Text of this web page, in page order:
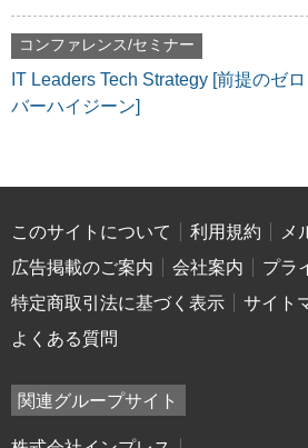
コンファレンス/セミナー
IT Leaders Tech Strategy [前提のゼ
バーハイジーン]
このサイトについて 利用規約
メ
広告掲載のご案内
会社案内
プラ
特定商取引法に基づく表示
サイト
よくある質問
関連グループサイト